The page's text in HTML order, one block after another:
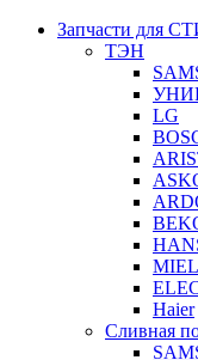
Запчасти
ТЭН
LG
Haier
Сливная